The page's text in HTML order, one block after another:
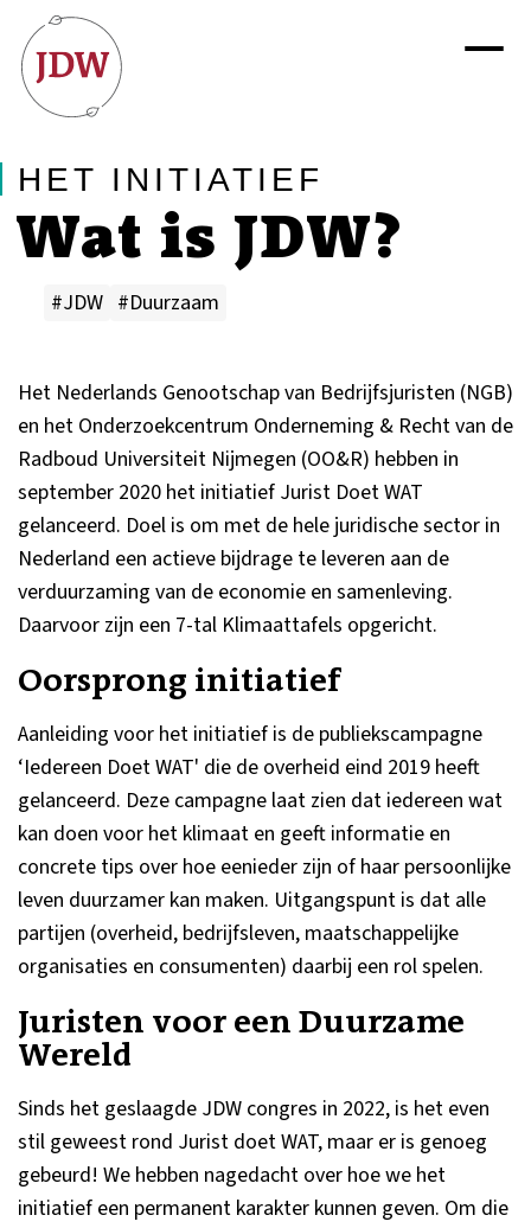
HET INITIATIEF
Wat is JDW?
#JDW #Duurzaam
Het Nederlands Genootschap van Bedrijfsjuristen (NGB)
en het Onderzoekcentrum Onderneming & Recht van de
Radboud Universiteit Nijmegen (OO&R) hebben in
september 2020 het initiatief Jurist Doet WAT
gelanceerd. Doel is om met de hele juridische sector in
Nederland een actieve bijdrage te leveren aan de
verduurzaming van de economie en samenleving.
Daarvoor zijn een 7-tal Klimaattafels opgericht.
Oorsprong initiatief
Aanleiding voor het initiatief is de publiekscampagne
‘Iedereen Doet WAT' die de overheid eind 2019 heeft
gelanceerd. Deze campagne laat zien dat iedereen wat
kan doen voor het klimaat en geeft informatie en
concrete tips over hoe eenieder zijn of haar persoonlijke
leven duurzamer kan maken. Uitgangspunt is dat alle
partijen (overheid, bedrijfsleven, maatschappelijke
organisaties en consumenten) daarbij een rol spelen.
Juristen voor een Duurzame
Wereld
Sinds het geslaagde JDW congres in 2022, is het even
stil geweest rond Jurist doet WAT, maar er is genoeg
gebeurd! We hebben nagedacht over hoe we het
initiatief een permanent karakter kunnen geven. Om die